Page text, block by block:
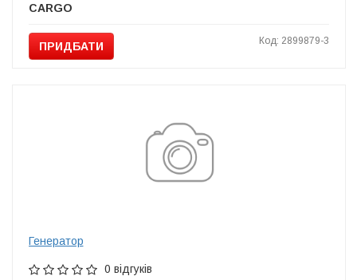
CARGO
ПРИДБАТИ Код: 2899879-3
Генератор
0 відгуків